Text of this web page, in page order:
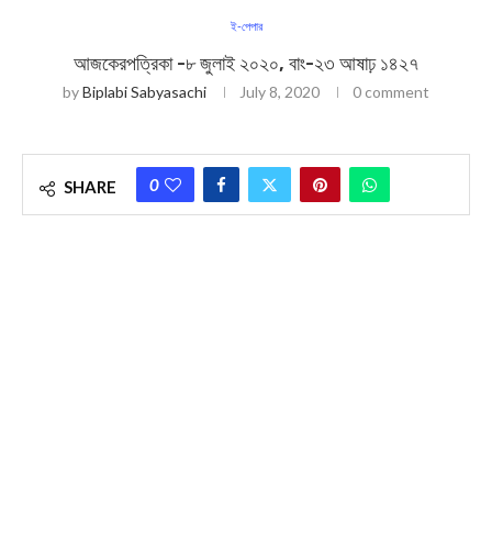
ই-পেপার
আজকেরপত্রিকা -৮ জুলাই ২০২০, বাং-২৩ আষাঢ় ১৪২৭
byBiplabi Sabyasachi July 8, 2020 0 comment
SHARE 0